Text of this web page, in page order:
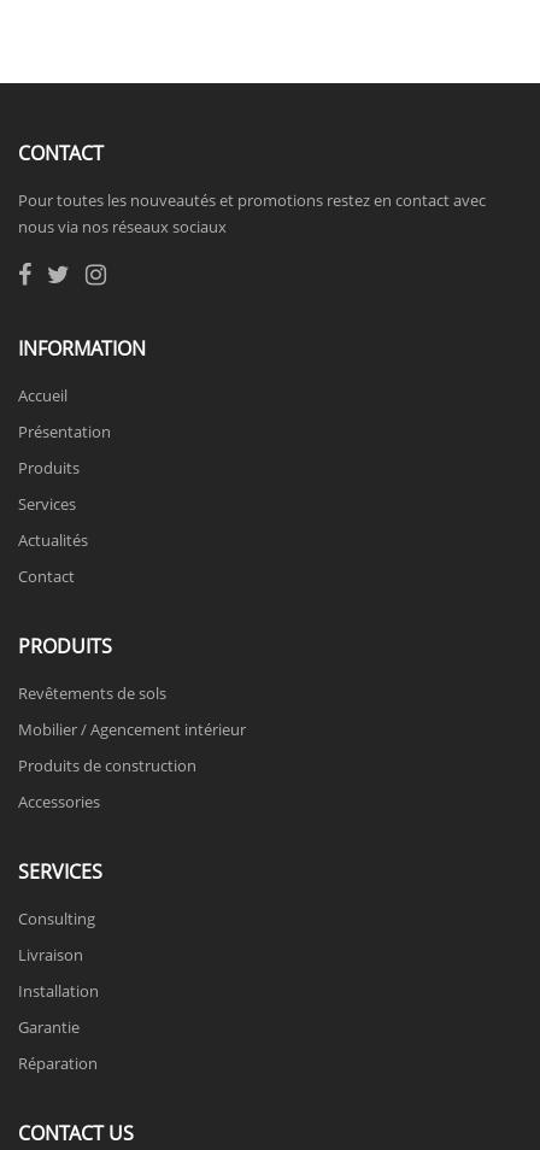
CONTACT
Pour toutes les nouveautés et promotions restez en contact avec
nous via nos réseaux sociaux
INFORMATION
Accueil
Présentation
Produits
Services
Actualités
Contact
PRODUITS
Revêtements de sols
Mobilier / Agencement intérieur
Produits de construction
Accessories
SERVICES
Consulting
Livraison
Installation
Garantie
Réparation
CONTACT US